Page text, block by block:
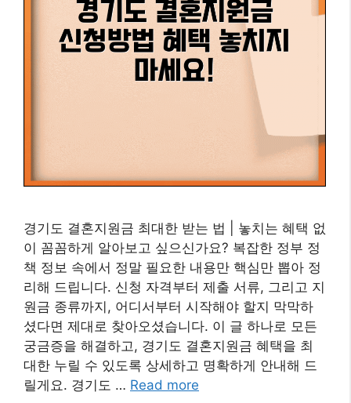
경기도 결혼지원금 최대한 받는 법 | 놓치는 혜택 없
이 꼼꼼하게 알아보고 싶으신가요? 복잡한 정부 정
책 정보 속에서 정말 필요한 내용만 핵심만 뽑아 정
리해 드립니다. 신청 자격부터 제출 서류, 그리고 지
원금 종류까지, 어디서부터 시작해야 할지 막막하
셨다면 제대로 찾아오셨습니다. 이 글 하나로 모든
궁금증을 해결하고, 경기도 결혼지원금 혜택을 최
대한 누릴 수 있도록 상세하고 명확하게 안내해 드
릴게요. 경기도 … Read more